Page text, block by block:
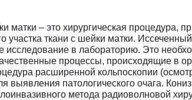
матки – это хирургическая процедура,
участка ткани с шейки матки.
исследование в лабораторию. Это
процессы, происходящие в
расширенной кольпоскопии
выявления патологического очага.
метода радиоволновой